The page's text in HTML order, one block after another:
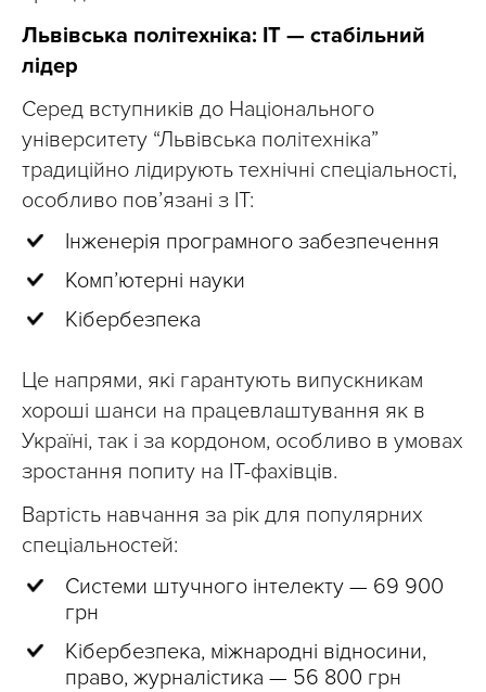
Львівська політехніка: IT — стабільний
лідер
Серед вступників до Національного
університету “Львівська політехніка”
традиційно лідирують технічні спеціальності,
особливо пов’язані з IT:
Інженерія програмного забезпечення
Комп’ютерні науки
Кібербезпека
Це напрями, які гарантують випускникам
хороші шанси на працевлаштування як в
Україні, так і за кордоном, особливо в умовах
зростання попиту на ІТ-фахівців.
Вартість навчання за рік для популярних
спеціальностей:
Системи штучного інтелекту — 69 900
грн
Кібербезпека, міжнародні відносини,
право, журналістика — 56 800 грн